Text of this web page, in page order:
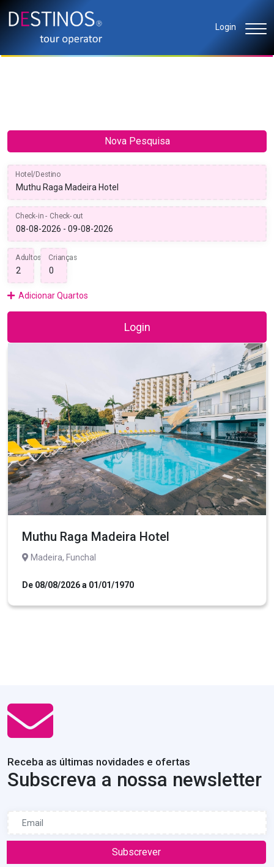
Login
Nova Pesquisa
Hotel/Destino
Check-in - Check-out
Adultos Crianças
Adicionar Quartos
Login
Muthu Raga Madeira Hotel
Madeira, Funchal
De 08/08/2026 a 01/01/1970
Receba as últimas novidades e ofertas
Subscreva a nossa newsletter
Subscrever